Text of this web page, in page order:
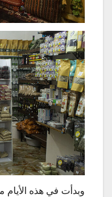
وبدأت في هذه الأیام